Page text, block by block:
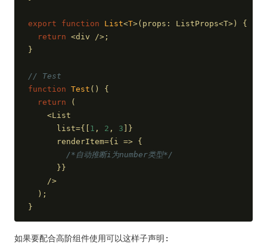
export function List<T>( props: ListProps<T> ) {
return <div />;
}
// Test
function Test ( ) {
return (
    <List
      list={[
1 , 2 , 3 ]}
      renderItem={
i => {
/*自动推断i为number类型*/
      }}
    />
  );
}
如果要配合高阶组件使用可以这样子声明: